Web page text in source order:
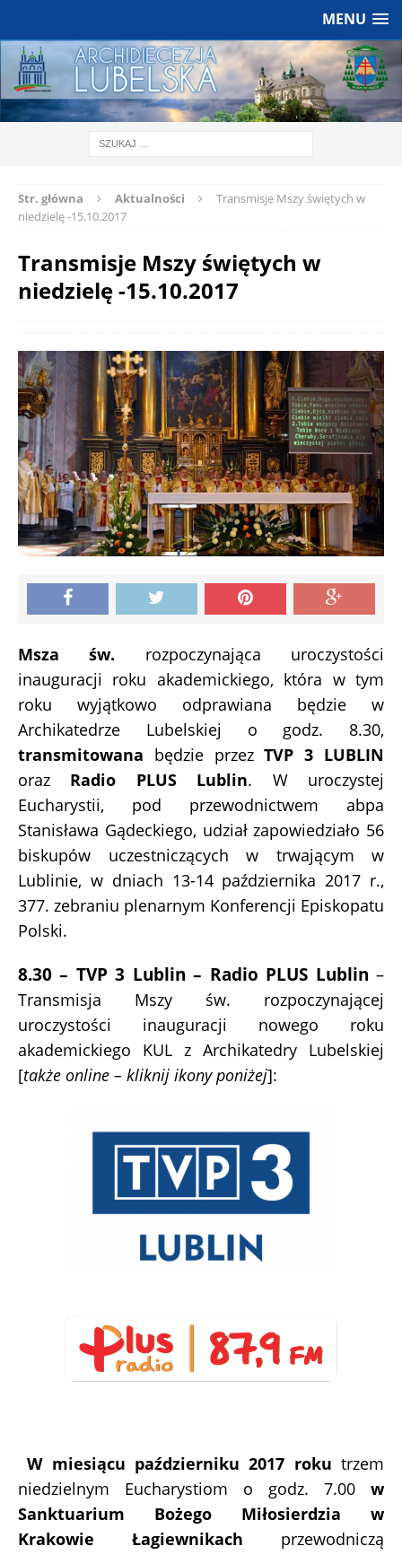
MENU
Str. główna Aktualności
Transmisje Mszy świętych w
niedzielę -15.10.2017
Transmisje Mszy świętych w
niedzielę -15.10.2017
Msza św. rozpoczynająca uroczystości
inauguracji roku akademickiego, która w tym
roku wyjątkowo odprawiana będzie w
Archikatedrze Lubelskiej o godz. 8.30,
transmitowana będzie przezTVP 3 LUBLIN
oraz Radio PLUS Lublin. W uroczystej
Eucharystii, pod przewodnictwem abpa
Stanisława Gądeckiego, udział zapowiedziało 56
biskupów uczestniczących w trwającym w
Lublinie, w dniach 13-14 października 2017 r.,
377. zebraniu plenarnym Konferencji Episkopatu
Polski.
8.30 – TVP 3 Lublin – Radio PLUS Lublin –
Transmisja Mszy św. rozpoczynającej
uroczystości inauguracji nowego roku
akademickiego KUL z Archikatedry Lubelskiej
[także online – kliknij ikony poniżej]:
W miesiącu październiku 2017 roku trzem
niedzielnym Eucharystiom o godz. 7.00 w
Sanktuarium Bożego Miłosierdzia w
Krakowie Łagiewnikach przewodniczą